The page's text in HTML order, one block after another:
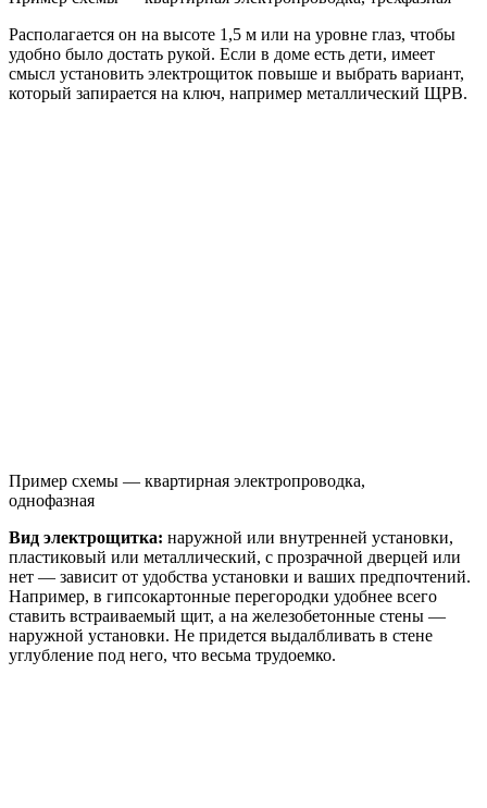
Располагается он на высоте 1,5 м или на уровне глаз, чтобы
удобно было достать рукой. Если в доме есть дети, имеет
смысл установить электрощиток повыше и выбрать вариант,
который запирается на ключ, например металлический ЩРВ.
Пример схемы — квартирная электропроводка,
однофазная
Вид электрощитка: наружной или внутренней установки,
пластиковый или металлический, с прозрачной дверцей или
нет — зависит от удобства установки и ваших предпочтений.
Например, в гипсокартонные перегородки удобнее всего
ставить встраиваемый щит, а на железобетонные стены —
наружной установки. Не придется выдалбливать в стене
углубление под него, что весьма трудоемко.